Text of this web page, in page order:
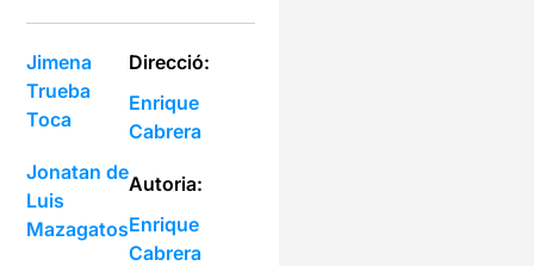
Jimena
Trueba
Toca
Jonatan de
Luis
Mazagatos
Direcció:
Enrique
Cabrera
Autoria:
Enrique
Cabrera